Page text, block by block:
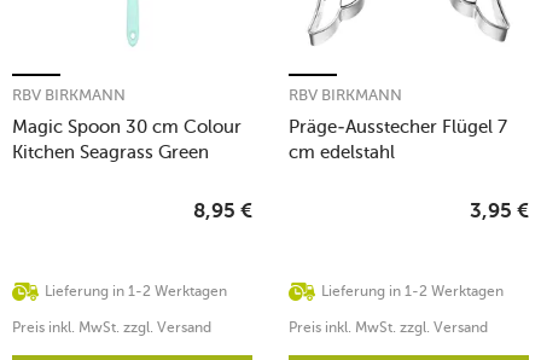
Magic Spoon 30 cm Colour
Kitchen Seagrass Green
RBV BIRKMANN
Lieferung in 1-2 Werktagen
8,95 €
Preis inkl. MwSt. zzgl. Versand
Präge-Ausstecher Flügel 7
cm edelstahl
RBV BIRKMANN
Lieferung in 1-2 Werktagen
3,95 €
Preis inkl. MwSt. zzgl. Versand